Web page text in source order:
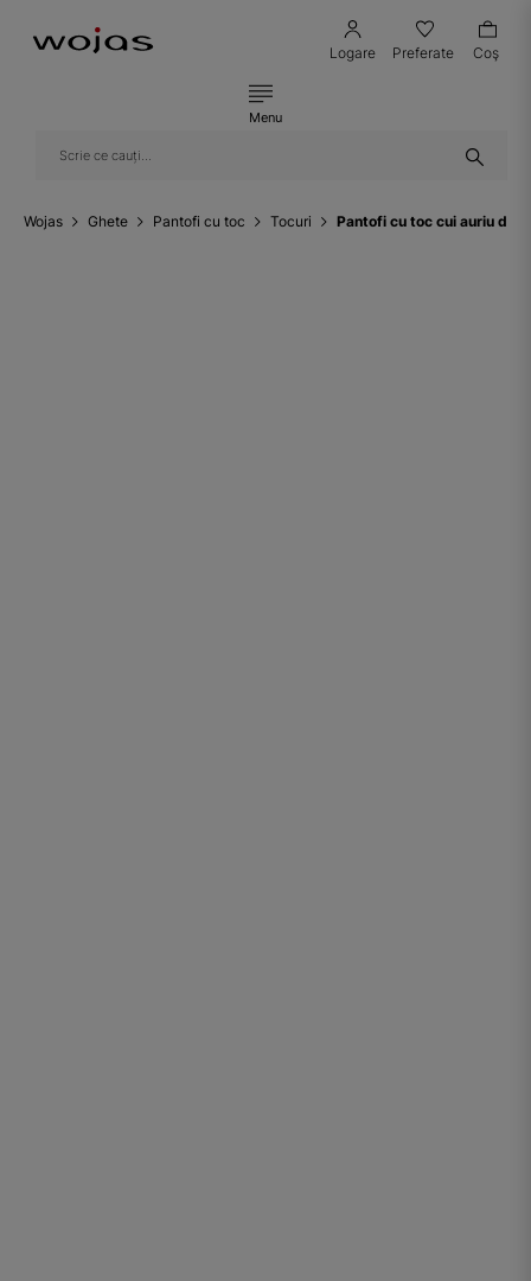
Logare Preferate Coş
Menu
Wojas Ghete Pantofi cu toc Tocuri Pantofi cu toc cui auriu din